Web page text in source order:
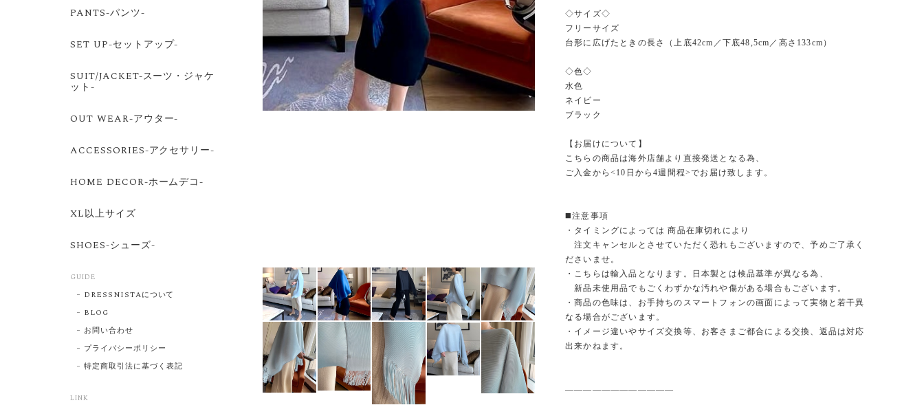
◇サイズ◇
フリーサイズ
台形に広げたときの長さ（上底42cm／下底48,5cm／高さ133cm）
◇色◇
水色
ネイビー
ブラック
【お届けについて】
こちらの商品は海外店舗より直接発送となる為、
ご入金から<10日から4週間程>でお届け致します。
◼️注意事項
・タイミングによっては 商品在庫切れにより
注文キャンセルとさせていただく恐れもございますので、予めご了承く
ださいませ。
・こちらは輸入品となります。日本製とは検品基準が異なる為、
新品未使用品でもごくわずかな汚れや傷がある場合もございます。
・商品の色味は、お手持ちのスマートフォンの画面によって実物と若干異
なる場合がございます。
・イメージ違いやサイズ交換等、お客さまご都合による交換、返品は対応
出来かねます。
————————————
PANTS-パンツ-
SET UP-セットアップ-
SUIT/JACKET-スーツ・ジャケ
ット-
OUT WEAR-アウター-
ACCESSORIES-アクセサリー-
HOME DECOR-ホームデコ-
XL以上サイズ
SHOES-シューズ-
GUIDE
DRESSNISTAについて
BLOG
お問い合わせ
プライバシーポリシー
特定商取引法に基づく表記
LINK